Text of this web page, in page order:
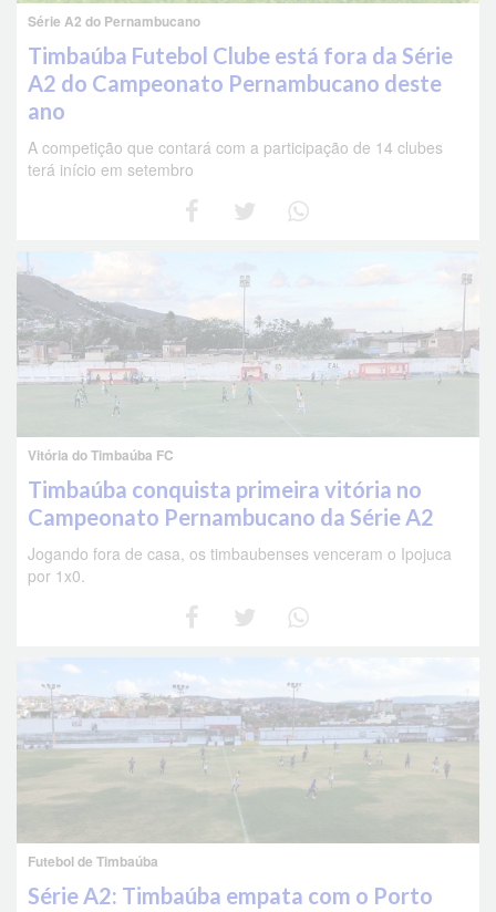
Série A2 do Pernambucano
Timbaúba Futebol Clube está fora da Série
A2 do Campeonato Pernambucano deste
ano
A competição que contará com a participação de 14 clubes
terá início em setembro
Vitória do Timbaúba FC
Timbaúba conquista primeira vitória no
Campeonato Pernambucano da Série A2
Jogando fora de casa, os timbaubenses venceram o Ipojuca
por 1x0.
Futebol de Timbaúba
Série A2: Timbaúba empata com o Porto